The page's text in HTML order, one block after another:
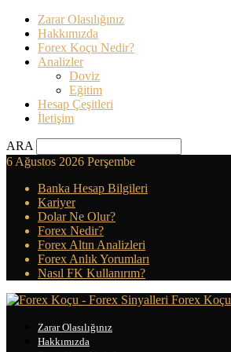
Zarar Olasılığınız
Hakkımızda
Forex Koçu Nedir?
Analizler
Doviz
Eğitim
Hesap Çeşitleri
İletişim
ARA
6 Ağustos 2026 Perşembe
Banka Hesap Bilgileri
Kariyer
Dolar Ne Olur?
Forex Nedir?
Forex Altın Analizleri
Forex Anlık Yorumları
Nasıl FK Kullanırım?
Forex Koçu
Zarar Olasılığınız
Hakkımızda